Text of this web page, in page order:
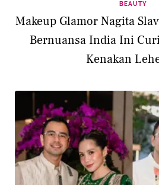
BEAUTY
Makeup Glamor Nagita
Bernuansa India Ini
Kenakan